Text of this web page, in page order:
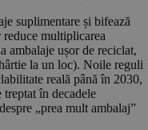
suplimentare și bifează
multiplicarea
ambalaje ușor de reciclat,
la un loc). Noile reguli
reală până în 2030,
treptat în decadele
„prea mult ambalaj”